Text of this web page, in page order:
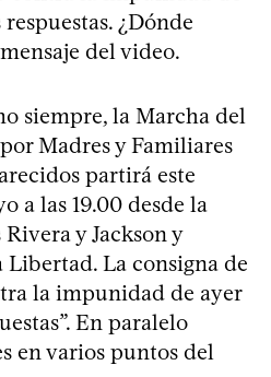
¿Dónde
del video.
siempre, la Marcha del
Madres y Familiares
partirá este
a las 19.00 desde la
y Jackson y
La consigna de
la impunidad de ayer
En paralelo
en varios puntos del